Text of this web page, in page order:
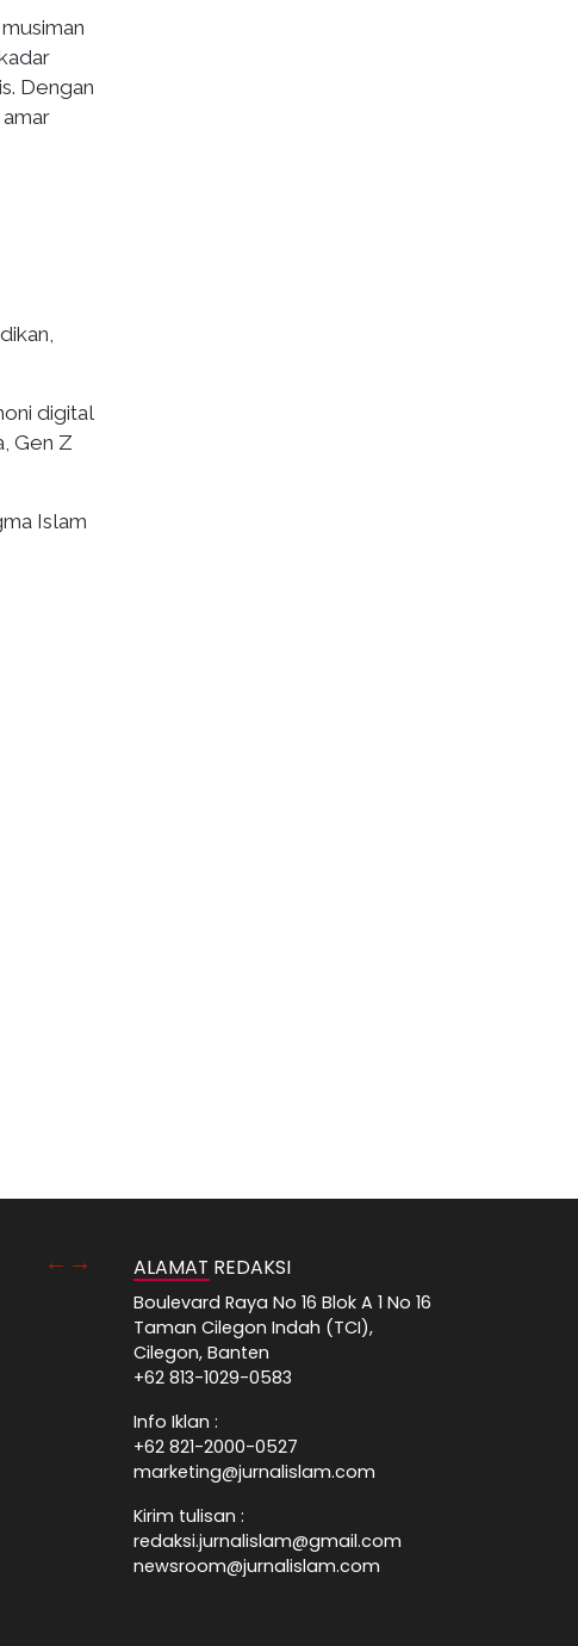
Dengan
digital
Gen Z
Islam
ALAMAT REDAKSI
Boulevard Raya No 16 Blok A 1 No 16
Taman Cilegon Indah (TCI),
Cilegon, Banten
+62 813-1029-0583
Info Iklan :
+62 821-2000-0527
marketing@jurnalislam.com
Kirim tulisan :
redaksi.jurnalislam@gmail.com
newsroom@jurnalislam.com